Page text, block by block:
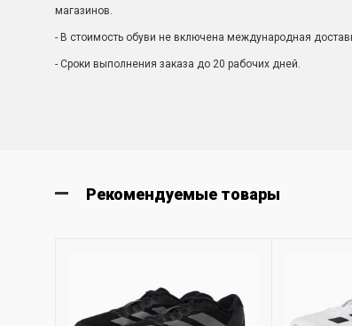
магазинов.
- В стоимость обуви не включена международная
- Сроки выполнения заказа до 20 рабочих дней.
Рекомендуемые товары